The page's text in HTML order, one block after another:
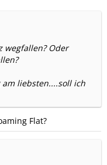
wegfallen? Oder
liebsten....soll ich
Flat?